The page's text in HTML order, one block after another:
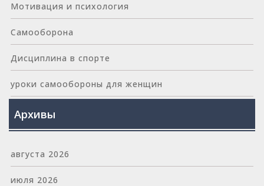
Мотивация и психология
Самооборона
Дисциплина в спорте
уроки самообороны для женщин
Архивы
августа 2026
июля 2026